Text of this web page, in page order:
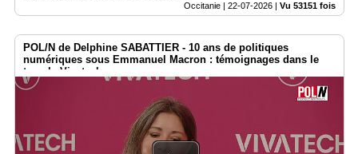
Occitanie | 22-07-2026 Vu 53151 fois
POL/N de Delphine SABATTIER - 10 ans de politiques
numériques sous Emmanuel Macron : témoignages dans le
temple Vivatech